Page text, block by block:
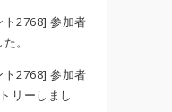
2768] 参加者
。
2768] 参加者
リーしまし